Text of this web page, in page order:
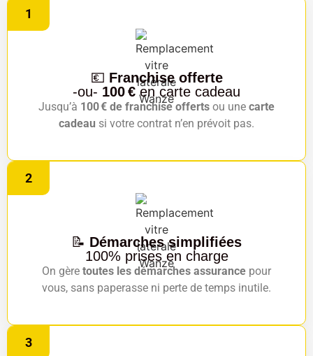
1
💶 Franchise offerte
-ou- 100 € en carte cadeau
Jusqu’à 100 € de franchise offerts ou une carte
cadeau si votre contrat n’en prévoit pas.
2
📝 Démarches simplifiées
100% prises en charge
On gère toutes les démarches assurance pour
vous, sans paperasse ni perte de temps inutile.
3